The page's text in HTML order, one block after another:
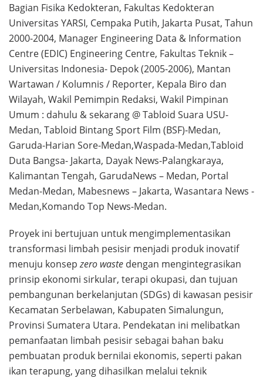
Bagian Fisika Kedokteran, Fakultas Kedokteran
Universitas YARSI, Cempaka Putih, Jakarta Pusat, Tahun
2000-2004, Manager Engineering Data & Information
Centre (EDIC) Engineering Centre, Fakultas Teknik –
Universitas Indonesia- Depok (2005-2006), Mantan
Wartawan / Kolumnis / Reporter, Kepala Biro dan
Wilayah, Wakil Pemimpin Redaksi, Wakil Pimpinan
Umum : dahulu & sekarang @ Tabloid Suara USU-
Medan, Tabloid Bintang Sport Film (BSF)-Medan,
Garuda-Harian Sore-Medan,Waspada-Medan,Tabloid
Duta Bangsa- Jakarta, Dayak News-Palangkaraya,
Kalimantan Tengah, GarudaNews – Medan, Portal
Medan-Medan, Mabesnews – Jakarta, Wasantara News -
Medan,Komando Top News-Medan.
Proyek ini bertujuan untuk mengimplementasikan
transformasi limbah pesisir menjadi produk inovatif
menuju konsepzero waste dengan mengintegrasikan
prinsip ekonomi sirkular, terapi okupasi, dan tujuan
pembangunan berkelanjutan (SDGs) di kawasan pesisir
Kecamatan Serbelawan, Kabupaten Simalungun,
Provinsi Sumatera Utara. Pendekatan ini melibatkan
pemanfaatan limbah pesisir sebagai bahan baku
pembuatan produk bernilai ekonomis, seperti pakan
ikan terapung, yang dihasilkan melalui teknik